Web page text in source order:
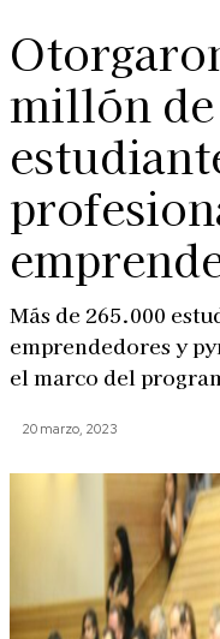
millón de
Más de 265.000
emprendedores y
el marco del
20 marzo, 2023